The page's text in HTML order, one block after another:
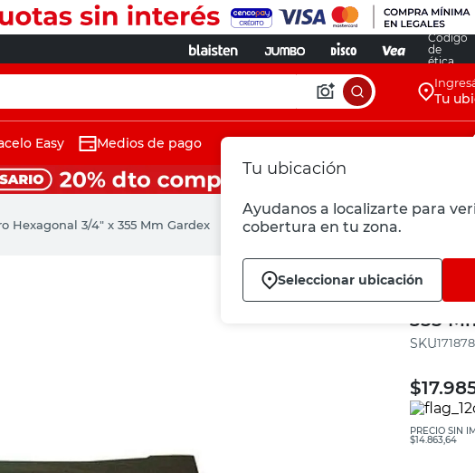
Código
de
ética
Tu
Tu ubicación
Ayudanos a localizarte para
cobertura en tu zona.
Seleccionar ubicación
Easy Medios de pago
Hexagonal 3/4" x 355 Mm Gardex
Gardex
355
:
$
PRECIO SIN
$14.863,64